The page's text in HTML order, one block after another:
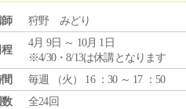
狩野 みどり
程
4月 9日 ～ 10月 1日
※4/30・8/13は休講となります
毎週 （火 ） 16 ：30 ～ 17 ：50
数
全24回